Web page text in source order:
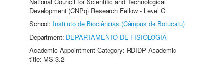
Development (CNPq) Research Fellow - Level C
School: Instituto de Biociências (Câmpus de Botucatu)
Department: DEPARTAMENTO DE FISIOLOGIA
Academic Appointment Category: RDIDP Academic
title: MS-3.2